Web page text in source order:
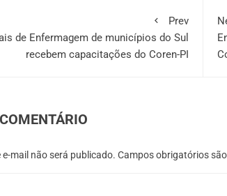
Prev
de Enfermagem de municípios do Sul
recebem capacitações do Coren-PI
e-mail não será publicado. Campos obrigatórios